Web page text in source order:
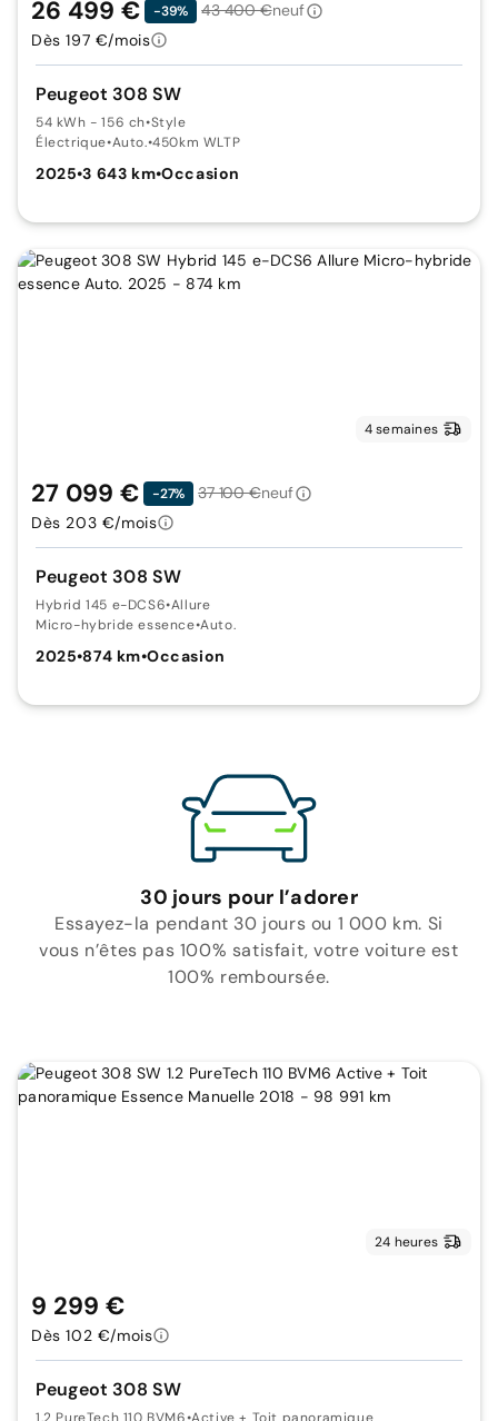
Peugeot 308 SW
54 kWh - 156 ch•Style
Électrique•Auto.•450km WLTP
2025•3 643 km•Occasion
26 499 € -39% 43 400 €neuf
Dès 197 €/mois
4 semaines
Peugeot 308 SW
Hybrid 145 e-DCS6•Allure
Micro-hybride essence•Auto.
2025•874 km•Occasion
27 099 € -27% 37 100 €neuf
Dès 203 €/mois
30 jours pour l’adorer
Essayez-la pendant 30 jours ou 1 000 km. Si
vous n’êtes pas 100% satisfait, votre voiture est
100% remboursée.
24 heures
Peugeot 308 SW
1.2 PureTech 110 BVM6•Active + Toit panoramique
9 299 €
Dès 102 €/mois